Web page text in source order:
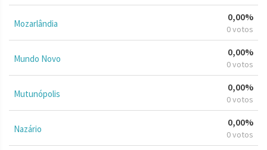
Mozarlândia
0,00%
0 votos
Mundo Novo
0,00%
0 votos
Mutunópolis
0,00%
0 votos
Nazário
0,00%
0 votos